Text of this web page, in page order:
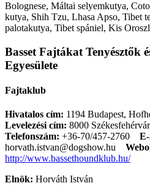
Bolognese, Máltai selyemkutya,
kutya, Shih Tzu, Lhasa Apso, Tibet
palotakutya, Tibet spániel, Kis
Basset Fajtákat Tenyésztők
Egyesülete
Fajtaklub
Hivatalos cím: 1194 Budapest,
Levelezési cím: 8000
Telefonszám: +36-70/457-2760
horvath.istvan@dogshow.hu
http://www.bassethoundklub.hu/
Elnök: Horváth István